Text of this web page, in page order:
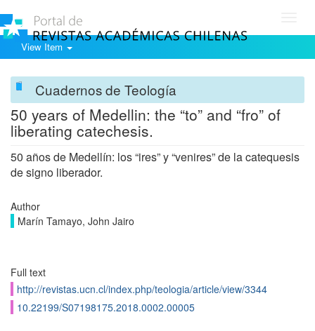
View Item
Cuadernos de Teología
50 years of Medellin: the “to” and “fro” of
liberating catechesis.
50 años de Medellín: los “ires” y “venires” de la catequesis
de signo liberador.
Author
Marín Tamayo, John Jairo
Full text
http://revistas.ucn.cl/index.php/teologia/article/view/3344
10.22199/S07198175.2018.0002.00005